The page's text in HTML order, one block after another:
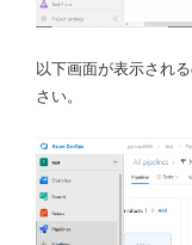
以下画面が表示され
さい。